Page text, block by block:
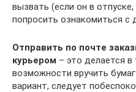
вызвать (если он в
попросить ознакомиться с
Отправить по почте
курьером – это делается в
возможности вручить
вариант, следует